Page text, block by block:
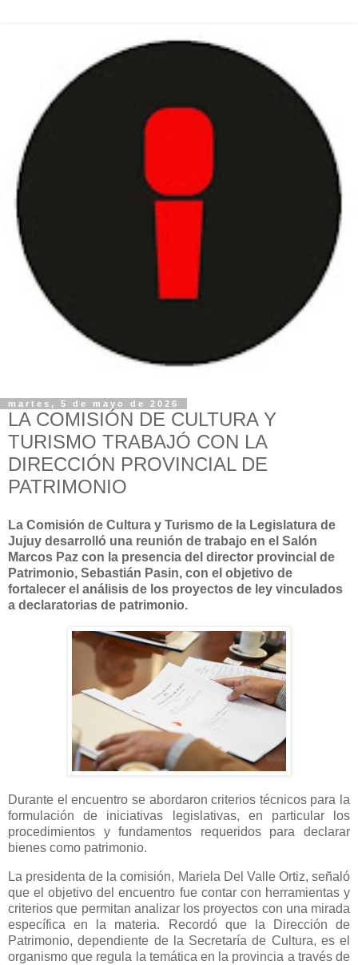
martes, 5 de mayo de 2026
LA COMISIÓN DE CULTURA Y
TURISMO TRABAJÓ CON LA
DIRECCIÓN PROVINCIAL DE
PATRIMONIO
La Comisión de Cultura y Turismo de la Legislatura de
Jujuy desarrolló una reunión de trabajo en el Salón
Marcos Paz con la presencia del director provincial de
Patrimonio, Sebastián Pasin, con el objetivo de
fortalecer el análisis de los proyectos de ley vinculados
a declaratorias de patrimonio.
Durante el encuentro se abordaron criterios técnicos para la
formulación de iniciativas legislativas, en particular los
procedimientos y fundamentos requeridos para declarar
bienes como patrimonio.
La presidenta de la comisión, Mariela Del Valle Ortiz, señaló
que el objetivo del encuentro fue contar con herramientas y
criterios que permitan analizar los proyectos con una mirada
específica en la materia. Recordó que la Dirección de
Patrimonio, dependiente de la Secretaría de Cultura, es el
organismo que regula la temática en la provincia a través de